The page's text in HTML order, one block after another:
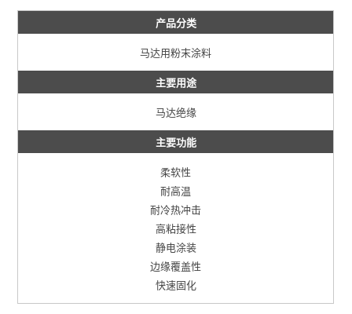
产品分类
马达用粉末涂料
主要用途
马达绝缘
主要功能
柔软性
耐高温
耐冷热冲击
高粘接性
静电涂装
边缘覆盖性
快速固化